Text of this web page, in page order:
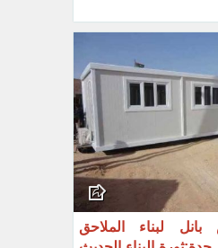
لبناء الملاحق